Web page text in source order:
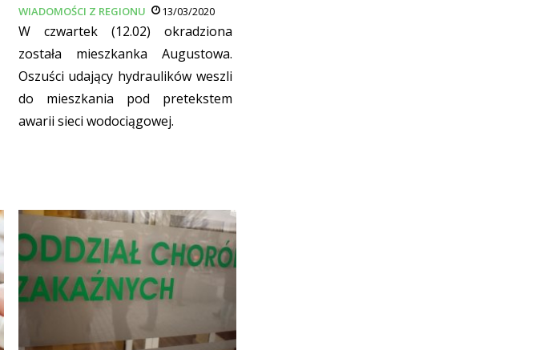
WIADOMOŚCI Z REGIONU 13/03/2020
W czwartek (12.02) okradziona
została mieszkanka Augustowa.
Oszuści udający hydraulików weszli
do mieszkania pod pretekstem
awarii sieci wodociągowej.